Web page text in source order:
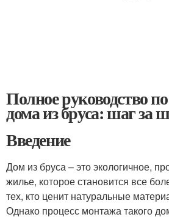
Полное руководство
дома из бруса: шаг за
Введение
Дом из бруса – это экологичное,
жилье, которое становится все
тех, кто ценит натуральные
Однако процесс монтажа такого